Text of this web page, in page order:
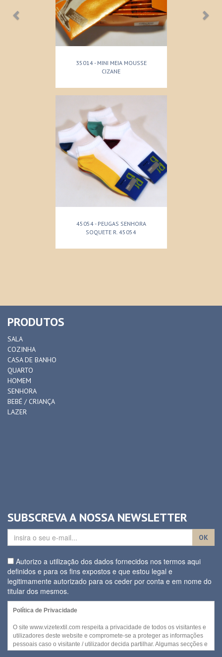
35014 - MINI MEIA MOUSSE
CIZANE
45054 - PEUGAS SENHORA
SOQUETE R. 45054
PRODUTOS
SALA
COZINHA
CASA DE BANHO
QUARTO
HOMEM
SENHORA
BEBÉ / CRIANÇA
LAZER
SUBSCREVA A NOSSA NEWSLETTER
OK
Autorizo a utilização dos dados fornecidos nos termos aqui
definidos e para os fins expostos e que estou legal e
legitimamente autorizado para os ceder por conta e em nome do
titular dos mesmos.
Política de Privacidade
O site www.vizetextil.com respeita a privacidade de todos os visitantes e
utilizadores deste website e compromete-se a proteger as informações
pessoais caso o visitante / utilizador decida partilhar. Algumas secções e
/ ou funcionalidades deste website podem ser acedidas sem recurso a